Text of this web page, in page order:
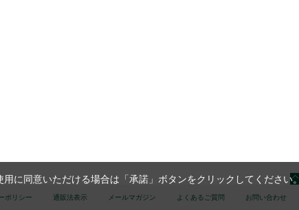
ポリシー 通販法表示 メールマガジン よくあるご質問 お問い合わせ
に同意いただける場合は「承諾」ボタンをクリックしてください。